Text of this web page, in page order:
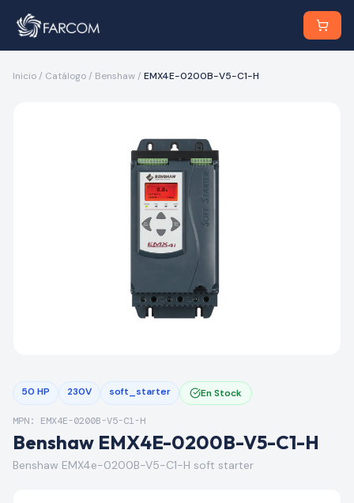
Inicio / Catálogo / Benshaw / EMX4E-0200B-V5-C1-H
50 HP 230V soft_starter En Stock
MPN: EMX4E-0200B-V5-C1-H
Benshaw EMX4E-0200B-V5-C1-H
Benshaw EMX4e-0200B-V5-C1-H soft starter